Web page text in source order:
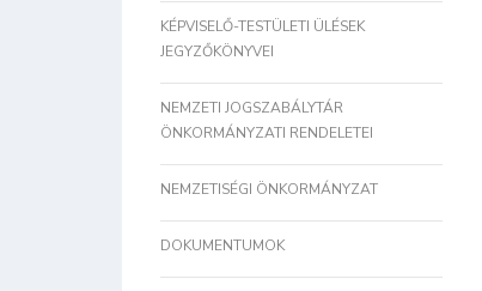
KÉPVISELŐ-TESTÜLETI ÜLÉSEK
JEGYZŐKÖNYVEI
NEMZETI JOGSZABÁLYTÁR
ÖNKORMÁNYZATI RENDELETEI
NEMZETISÉGI ÖNKORMÁNYZAT
DOKUMENTUMOK